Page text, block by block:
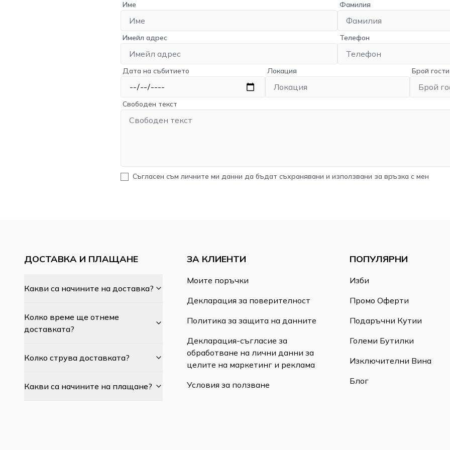
Име Фамилия
Имейл адрес Телефон
Дата на събитието Локация Брой гости
Свободен текст
Съгласен съм личните ми данни да бъдат съхранявани и използвани за връзка с мен
ДОСТАВКА И ПЛАЩАНЕ
Какви са начините на доставка?
Колко време ще отнеме
доставката?
Колко струва доставката?
Какви са начините на плащане?
ЗА КЛИЕНТИ
Моите поръчки
Декларация за поверителност
Политика за защита на данните
Декларация-съгласие за
обработване на лични данни за
целите на маркетинг и реклама
Условия за ползване
ПОПУЛЯРНИ
Изби
Промо Оферти
Подаръчни Кутии
Големи Бутилки
Изключителни Вина
Блог